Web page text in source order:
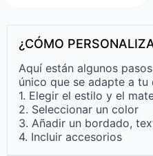
¿CÓMO
Aquí están algunos
único que se adapte a tu
1. Elegir el estilo y el
2. Seleccionar un color
3. Añadir un bordado,
4. Incluir accesorios